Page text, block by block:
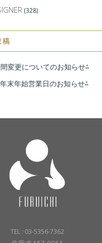
(328)
稿
変更についてのお知らせ⁂
末年始営業日のお知らせ⁂
TEL : 03-5356-7362